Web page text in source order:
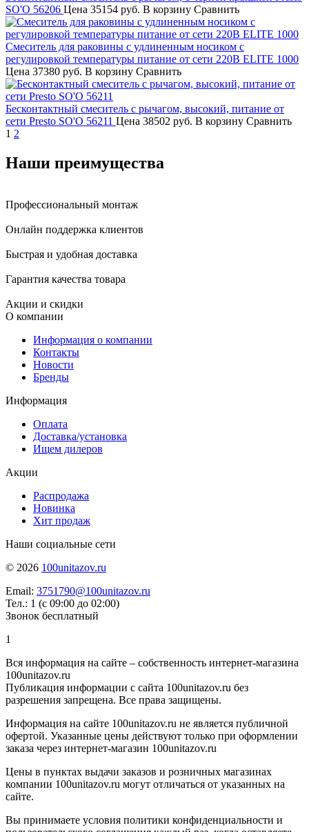
SO'O 56206 Цена 35154 руб. В корзину Сравнить
Смеситель для раковины с удлиненным носиком с
регулировкой температуры питание от сети 220В ELITE 1000
Цена 37380 руб. В корзину Сравнить
Бесконтактный смеситель с рычагом, высокий, питание от
сети Presto SO'O 56211 Цена 38502 руб. В корзину Сравнить
1 2
Наши преимущества
Профессиональный монтаж
Онлайн поддержка клиентов
Быстрая и удобная доставка
Гарантия качества товара
Акции и скидки
О компании
Информация о компании
Контакты
Новости
Бренды
Информация
Оплата
Доставка/установка
Ищем дилеров
Акции
Распродажа
Новинка
Хит продаж
Наши социальные сети
© 2026 100unitazov.ru
Email: 3751790@100unitazov.ru
Тел.: 1 (с 09:00 до 02:00)
Звонок бесплатный
1
Вся информация на сайте – собственность интернет-магазина
100unitazov.ru
Публикация информации с сайта 100unitazov.ru без
разрешения запрещена. Все права защищены.
Информация на сайте 100unitazov.ru не является публичной
офертой. Указанные цены действуют только при оформлении
заказа через интернет-магазин 100unitazov.ru
Цены в пунктах выдачи заказов и розничных магазинах
компании 100unitazov.ru могут отличаться от указанных на
сайте.
Вы принимаете условия политики конфиденциальности и